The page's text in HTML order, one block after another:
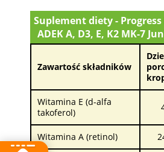
Suplement diety -
ADEK A, D3, E, K2 MK-7
Zawartość składników
Witamina E (d-alfa
takoferol)
Witamina A (retinol)